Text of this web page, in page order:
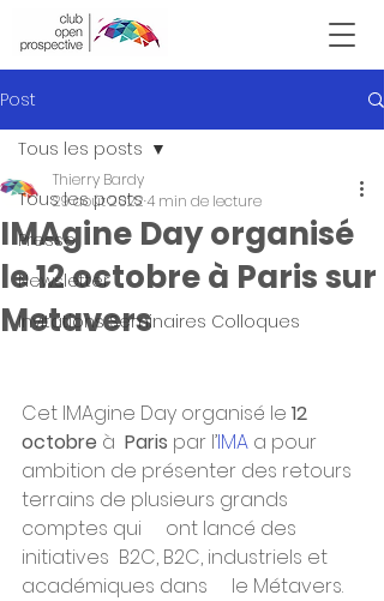
Victor Hugo
Post
Tous les posts
Presse
Newsletter
Invitations Seminaires Colloques
Tous les posts
IMAgine Day organisé
le 12 octobre à Paris sur
Metavers
Thierry Bardy
29 août 20224 min de lecture
Cet IMAgine Day organisé le 12
octobre à Paris par l’IMA a pour
ambition de présenter des retours
terrains de plusieurs grands
comptes qui     ont lancé des
initiatives  B2C, B2C, industriels et
académiques dans     le Métavers.